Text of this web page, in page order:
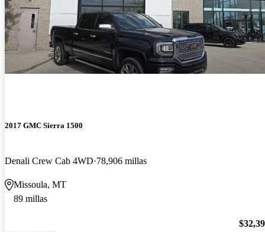
2017 GMC Sierra 1500
Denali Crew Cab 4WD 78,906 millas
Missoula, MT
89 millas